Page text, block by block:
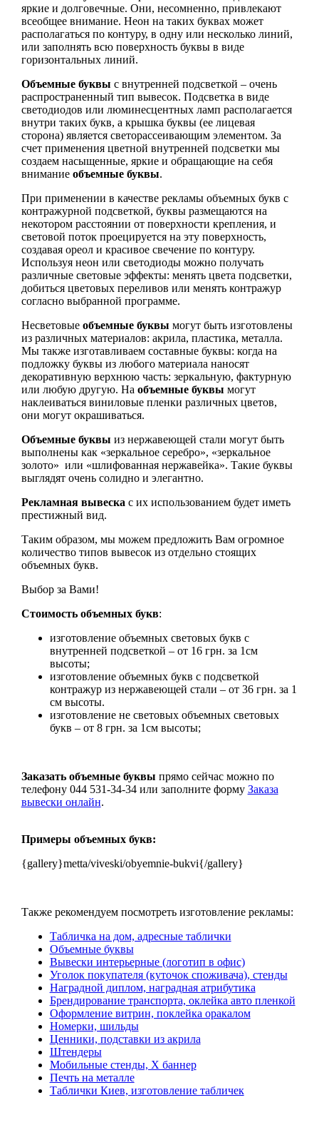
яркие и долговечные. Они, несомненно, привлекают
всеобщее внимание. Неон на таких буквах может
располагаться по контуру, в одну или несколько линий,
или заполнять всю поверхность буквы в виде
горизонтальных линий.
Объемные буквы с внутренней подсветкой – очень
распространенный тип вывесок. Подсветка в виде
светодиодов или люминесцентных ламп располагается
внутри таких букв, а крышка буквы (ее лицевая
сторона) является светорассеивающим элементом. За
счет применения цветной внутренней подсветки мы
создаем насыщенные, яркие и обращающие на себя
внимание объемные буквы.
При применении в качестве рекламы объемных букв с
контражурной подсветкой, буквы размещаются на
некотором расстоянии от поверхности крепления, и
световой поток проецируется на эту поверхность,
создавая ореол и красивое свечение по контуру.
Используя неон или светодиоды можно получать
различные световые эффекты: менять цвета подсветки,
добиться цветовых переливов или менять контражур
согласно выбранной программе.
Несветовые объемные буквы могут быть изготовлены
из различных материалов: акрила, пластика, металла.
Мы также изготавливаем составные буквы: когда на
подложку буквы из любого материала наносят
декоративную верхнюю часть: зеркальную, фактурную
или любую другую. На объемные буквы могут
наклеиваться виниловые пленки различных цветов,
они могут окрашиваться.
Объемные буквы из нержавеющей стали могут быть
выполнены как «зеркальное серебро», «зеркальное
золото» или «шлифованная нержавейка». Такие буквы
выглядят очень солидно и элегантно.
Рекламная вывеска с их использованием будет иметь
престижный вид.
Таким образом, мы можем предложить Вам огромное
количество типов вывесок из отдельно стоящих
объемных букв.
Выбор за Вами!
Стоимость объемных букв:
изготовление объемных световых букв с
внутренней подсветкой – от 16 грн. за 1см
высоты;
изготовление объемных букв с подсветкой
контражур из нержавеющей стали – от 36 грн. за 1
см высоты.
изготовление не световых объемных световых
букв – от 8 грн. за 1см высоты;
Заказать объемные буквы прямо сейчас можно по
телефону 044 531-34-34 или заполните форму Заказа
вывески онлайн.
Примеры объемных букв:
{gallery}metta/viveski/obyemnie-bukvi{/gallery}
Также рекомендуем посмотреть изготовление рекламы:
Табличка на дом, адресные таблички
Объемные буквы
Вывески интерьерные (логотип в офис)
Уголок покупателя (куточок споживача), стенды
Наградной диплом, наградная атрибутика
Брендирование транспорта, оклейка авто пленкой
Оформление витрин, поклейка оракалом
Номерки, шильды
Ценники, подставки из акрила
Штендеры
Мобильные стенды, Х баннер
Печть на металле
Таблички Киев, изготовление табличек